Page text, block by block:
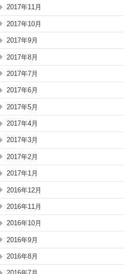
2017年11月
2017年10月
2017年9月
2017年8月
2017年7月
2017年6月
2017年5月
2017年4月
2017年3月
2017年2月
2017年1月
2016年12月
2016年11月
2016年10月
2016年9月
2016年8月